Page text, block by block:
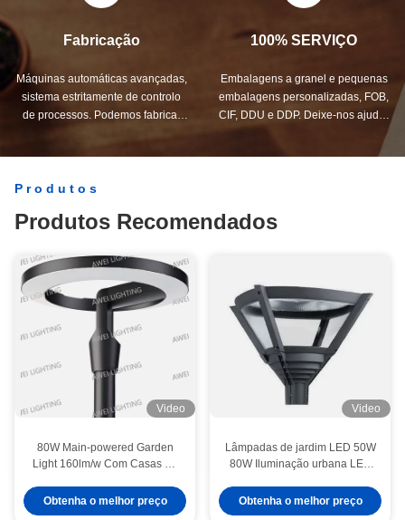
Fabricação
Máquinas automáticas avançadas,
sistema estritamente de controlo
de processos. Podemos fabricar
100% SERVIÇO
Embalagens a granel e pequenas
embalagens personalizadas, FOB,
CIF, DDU e DDP. Deixe-nos ajudá-
para todas as suas preocupações.
Produtos
Produtos Recomendados
Video
80W Main-powered Garden
Light 160lm/w Com Casas de
usado em ruas e parques.
Obtenha o melhor preço
Video
Lâmpadas de jardim LED 50W
80W Iluminação urbana LED
em áreas residenciais
Obtenha o melhor preço